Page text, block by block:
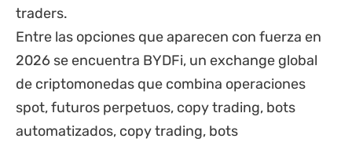
traders.
Entre las opciones que aparecen con fuerza en
2026 se encuentra BYDFi, un exchange global
de criptomonedas que combina operaciones
spot, futuros perpetuos, copy trading, bots
automatizados, copy trading, bots